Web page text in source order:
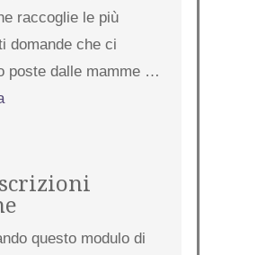
raccoglie le più
domande che ci
poste dalle mamme …
questo modulo di